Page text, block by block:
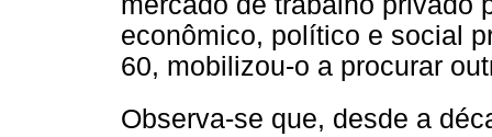
econômico, político e social
60, mobilizou-o a procurar
Observa-se que, desde a